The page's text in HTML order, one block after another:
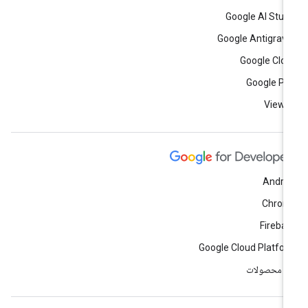
Google AI
Google
Google
Google
View
Google Cloud
محصولات